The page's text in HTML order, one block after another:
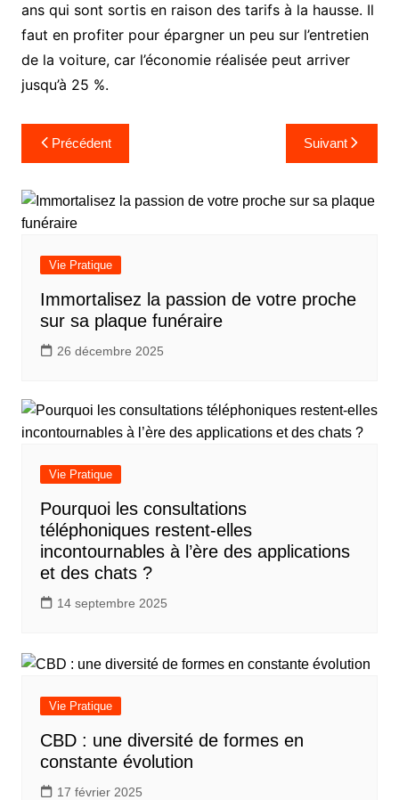
ans qui sont sortis en raison des tarifs à la hausse. Il
faut en profiter pour épargner un peu sur l’entretien
de la voiture, car l’économie réalisée peut arriver
jusqu’à 25 %.
Navigation
de
l’article
Précédent Suivant
Vie Pratique
Immortalisez la passion de votre proche
sur sa plaque funéraire
26 décembre 2025
Vie Pratique
Pourquoi les consultations
téléphoniques restent-elles
incontournables à l’ère des applications
et des chats ?
14 septembre 2025
Vie Pratique
CBD : une diversité de formes en
constante évolution
17 février 2025